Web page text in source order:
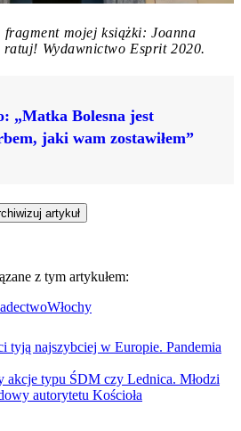
fragment mojej książki: Joanna
ratuj! Wydawnictwo Esprit 2020.
„Matka Bolesna jest
jaki wam zostawiłem”
artykuł
z tym artykułem:
Włochy
tyją najszybciej w Europie. Pandemia
akcje typu ŚDM czy Lednica. Młodzi
autorytetu Kościoła